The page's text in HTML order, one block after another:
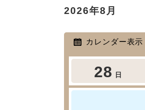
2026年8月
カレンダー表示
28 日